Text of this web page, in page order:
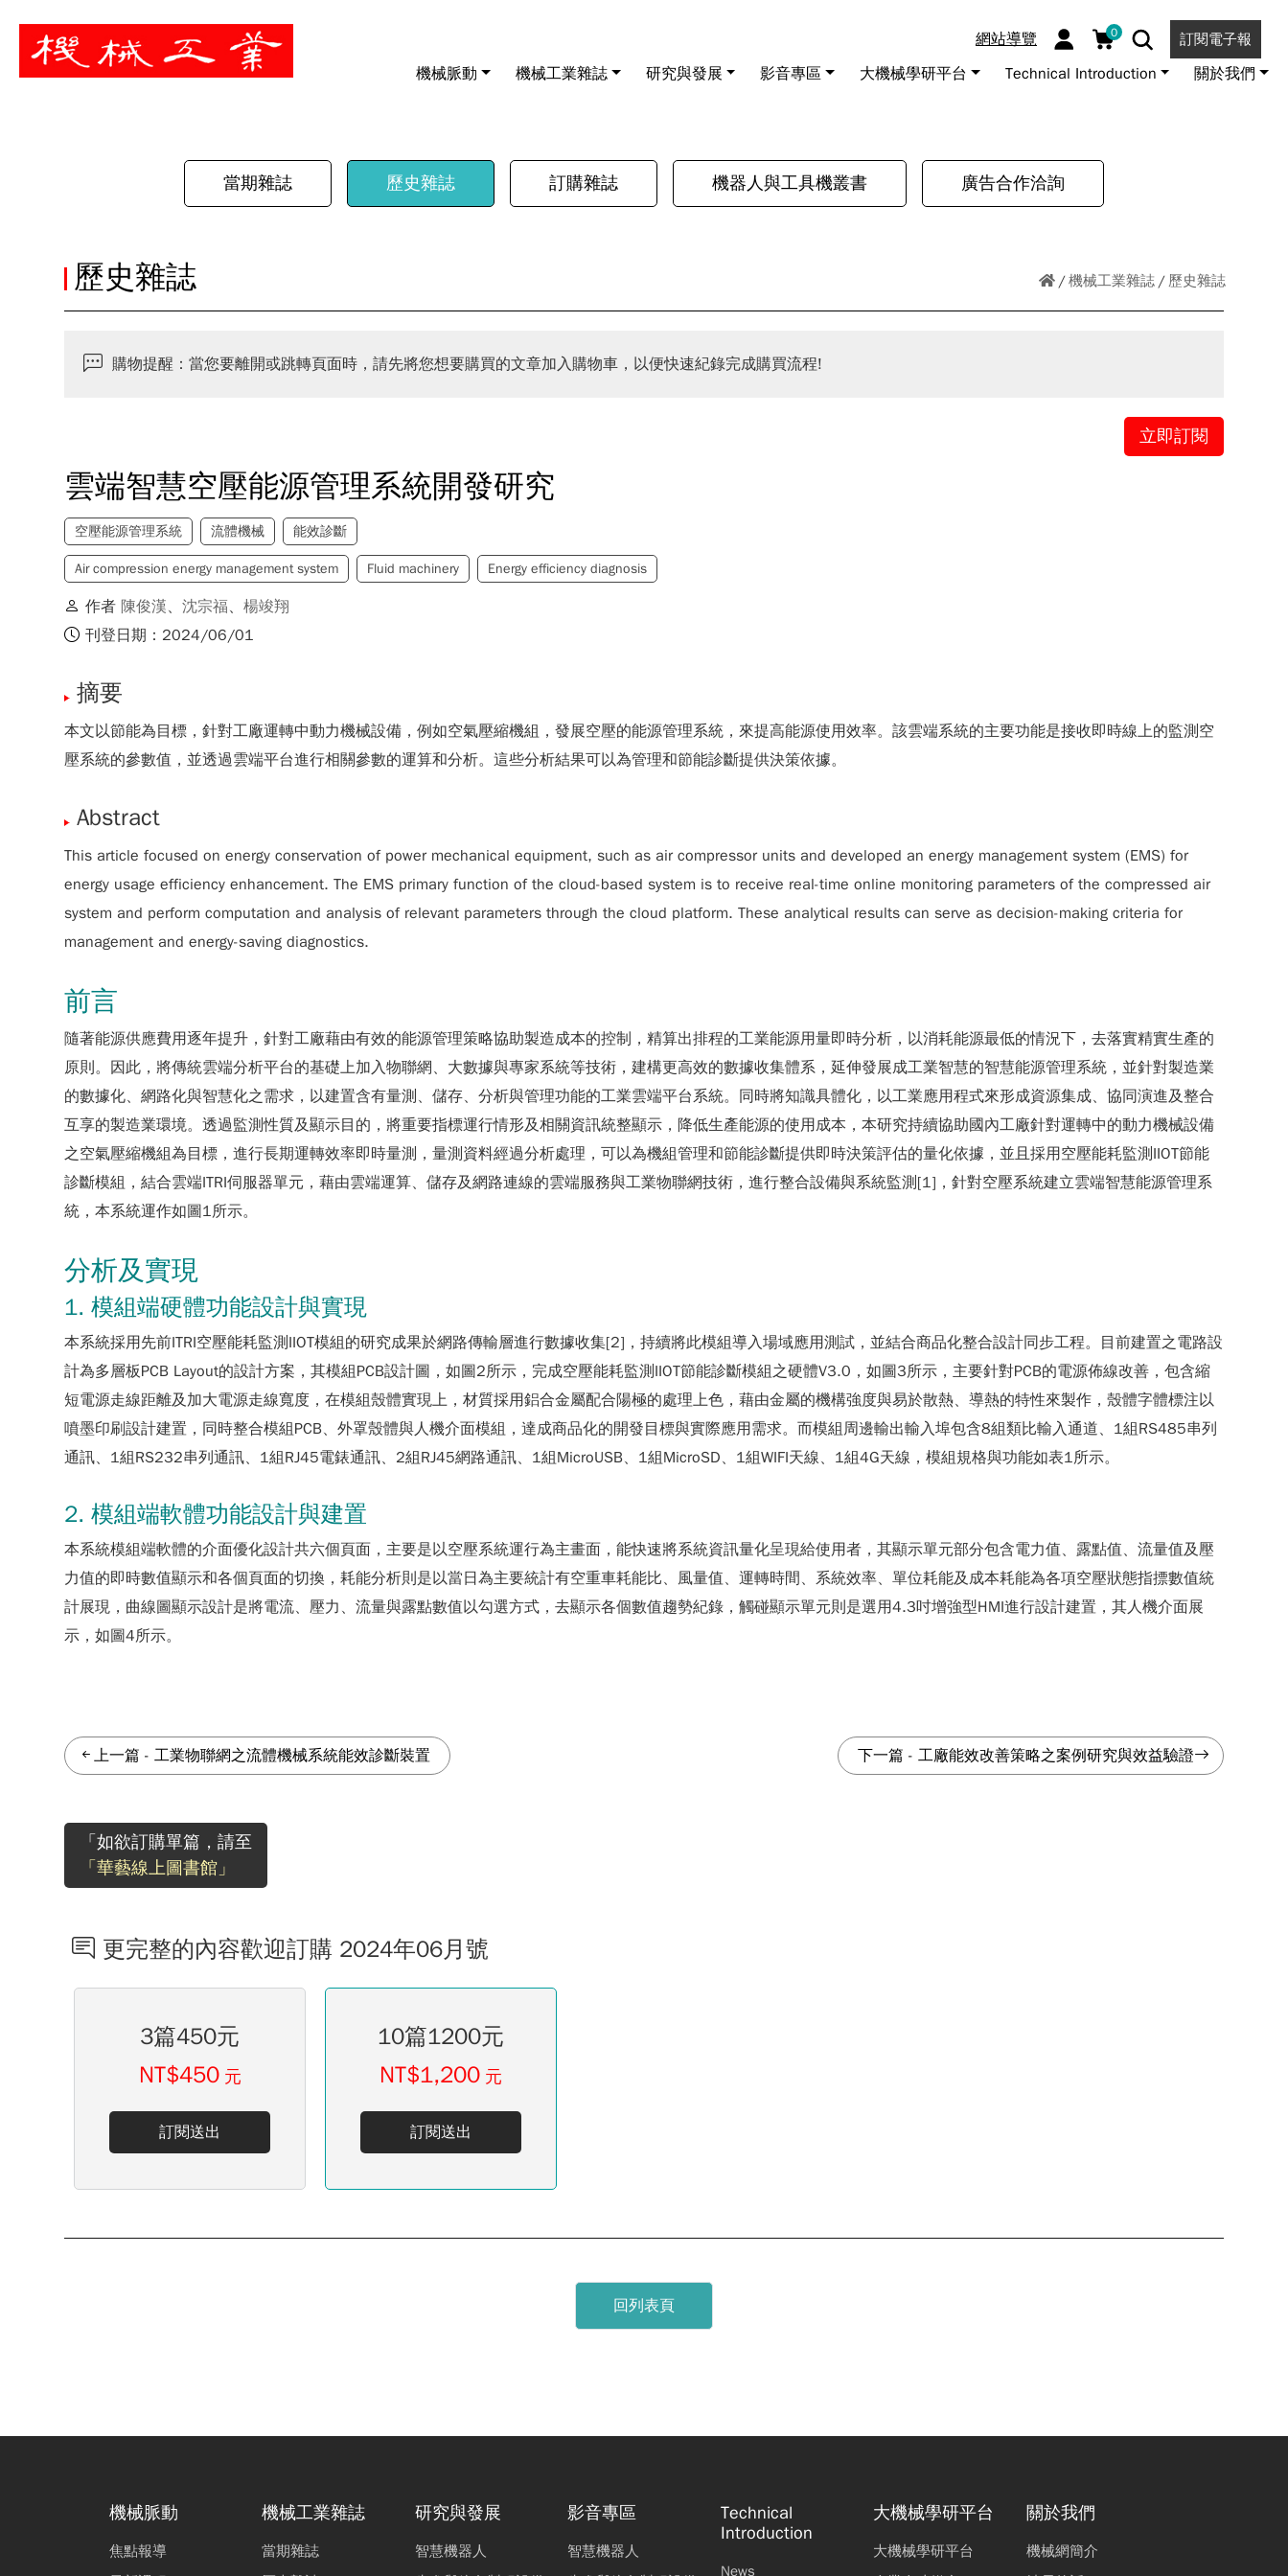
網站導覽 0 訂閱電子報
機械脈動 機械工業雜誌 研究與發展 影音專區 大機械學研平台 Technical Introduction 關於我們
暫停
當期雜誌 歷史雜誌 訂購雜誌 機器人與工具機叢書 廣告合作洽詢
機械工業雜誌 歷史雜誌
歷史雜誌
購物提醒：當您要離開或跳轉頁面時，請先將您想要購買的文章加入購物車，以便快速紀錄完成購買流程!
立即訂閱
雲端智慧空壓能源管理系統開發研究
空壓能源管理系統 流體機械 能效診斷
Air compression energy management system Fluid machinery Energy efficiency diagnosis
作者 陳俊漢、沈宗福、楊竣翔
刊登日期：2024/06/01
摘要
本文以節能為目標，針對工廠運轉中動力機械設備，例如空氣壓縮機組，發展空壓的能源管理系統，來提高能源使用效率。該雲端系統的主要功能是接收即時線上的監測空
壓系統的參數值，並透過雲端平台進行相關參數的運算和分析。這些分析結果可以為管理和節能診斷提供決策依據。
Abstract
This article focused on energy conservation of power mechanical equipment, such as air compressor units and developed an energy management system (EMS) for
energy usage efficiency enhancement. The EMS primary function of the cloud-based system is to receive real-time online monitoring parameters of the compressed air
system and perform computation and analysis of relevant parameters through the cloud platform. These analytical results can serve as decision-making criteria for
management and energy-saving diagnostics.
前言
隨著能源供應費用逐年提升，針對工廠藉由有效的能源管理策略協助製造成本的控制，精算出排程的工業能源用量即時分析，以消耗能源最低的情況下，去落實精實生產的
原則。因此，將傳統雲端分析平台的基礎上加入物聯網、大數據與專家系統等技術，建構更高效的數據收集體系，延伸發展成工業智慧的智慧能源管理系統，並針對製造業
的數據化、網路化與智慧化之需求，以建置含有量測、儲存、分析與管理功能的工業雲端平台系統。同時將知識具體化，以工業應用程式來形成資源集成、協同演進及整合
互享的製造業環境。透過監測性質及顯示目的，將重要指標運行情形及相關資訊統整顯示，降低生產能源的使用成本，本研究持續協助國內工廠針對運轉中的動力機械設備
之空氣壓縮機組為目標，進行長期運轉效率即時量測，量測資料經過分析處理，可以為機組管理和節能診斷提供即時決策評估的量化依據，並且採用空壓能耗監測IIOT節能
診斷模組，結合雲端ITRI伺服器單元，藉由雲端運算、儲存及網路連線的雲端服務與工業物聯網技術，進行整合設備與系統監測[1]，針對空壓系統建立雲端智慧能源管理系
統，本系統運作如圖1所示。
分析及實現
1. 模組端硬體功能設計與實現
本系統採用先前ITRI空壓能耗監測IIOT模組的研究成果於網路傳輸層進行數據收集[2]，持續將此模組導入場域應用測試，並結合商品化整合設計同步工程。目前建置之電路設
計為多層板PCB Layout的設計方案，其模組PCB設計圖，如圖2所示，完成空壓能耗監測IIOT節能診斷模組之硬體V3.0，如圖3所示，主要針對PCB的電源佈線改善，包含縮
短電源走線距離及加大電源走線寬度，在模組殼體實現上，材質採用鋁合金屬配合陽極的處理上色，藉由金屬的機構強度與易於散熱、導熱的特性來製作，殼體字體標注以
噴墨印刷設計建置，同時整合模組PCB、外罩殼體與人機介面模組，達成商品化的開發目標與實際應用需求。而模組周邊輸出輸入埠包含8組類比輸入通道、1組RS485串列
通訊、1組RS232串列通訊、1組RJ45電錶通訊、2組RJ45網路通訊、1組MicroUSB、1組MicroSD、1組WIFI天線、1組4G天線，模組規格與功能如表1所示。
2. 模組端軟體功能設計與建置
本系統模組端軟體的介面優化設計共六個頁面，主要是以空壓系統運行為主畫面，能快速將系統資訊量化呈現給使用者，其顯示單元部分包含電力值、露點值、流量值及壓
力值的即時數值顯示和各個頁面的切換，耗能分析則是以當日為主要統計有空重車耗能比、風量值、運轉時間、系統效率、單位耗能及成本耗能為各項空壓狀態指摽數值統
計展現，曲線圖顯示設計是將電流、壓力、流量與露點數值以勾選方式，去顯示各個數值趨勢紀錄，觸碰顯示單元則是選用4.3吋增強型HMI進行設計建置，其人機介面展
示，如圖4所示。
上一篇 -工業物聯網之流體機械系統能效診斷裝置 下一篇 - 工廠能效改善策略之案例研究與效益驗證
「如欲訂購單篇，請至
「華藝線上圖書館」
更完整的內容歡迎訂購 2024年06月號
3篇450元
NT$450 元
訂閱送出
10篇1200元
NT$1,200 元
訂閱送出
回列表頁
機械脈動
焦點報導
機械工業雜誌
當期雜誌
研究與發展
智慧機器人
影音專區
智慧機器人
Technical
Introduction
News
大機械學研平台
大機械學研平台
關於我們
機械網簡介